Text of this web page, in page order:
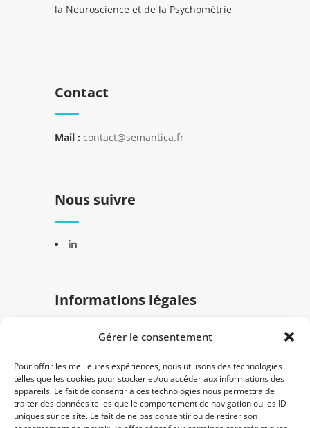
Gérer le consentement
Pour offrir les meilleures expériences, nous utilisons des technologies
telles que les cookies pour stocker et/ou accéder aux informations des
appareils. Le fait de consentir à ces technologies nous permettra de
traiter des données telles que le comportement de navigation ou les ID
uniques sur ce site. Le fait de ne pas consentir ou de retirer son
la Neuroscience et de la Psychométrie
Contact
Mail : contact@semantica.fr
Nous suivre
Informations légales
Mentions légales
Politique de confidentialité